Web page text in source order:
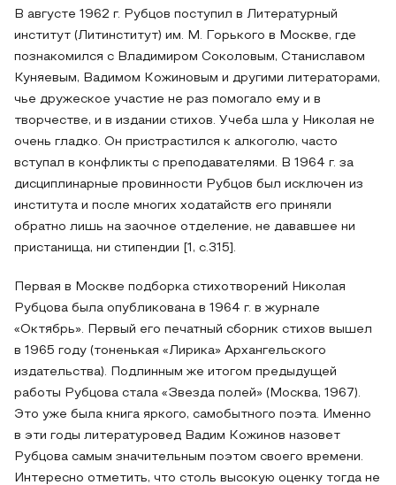
В августе 1962 г. Рубцов поступил в Литературный
институт (Литинститут) им. М. Горького в Москве, где
познакомился с Владимиром Соколовым, Станиславом
Куняевым, Вадимом Кожиновым и другими литераторами,
чье дружеское участие не раз помогало ему и в
творчестве, и в издании стихов. Учеба шла у Николая не
очень гладко. Он пристрастился к алкоголю, часто
вступал в конфликты с преподавателями. В 1964 г. за
дисциплинарные провинности Рубцов был исключен из
института и после многих ходатайств его приняли
обратно лишь на заочное отделение, не дававшее ни
пристанища, ни стипендии [1, c.315].
Первая в Москве подборка стихотворений Николая
Рубцова была опубликована в 1964 г. в журнале
«Октябрь». Первый его печатный сборник стихов вышел
в 1965 году (тоненькая «Лирика» Архангельского
издательства). Подлинным же итогом предыдущей
работы Рубцова стала «Звезда полей» (Москва, 1967).
Это уже была книга яркого, самобытного поэта. Именно
в эти годы литературовед Вадим Кожинов назовет
Рубцова самым значительным поэтом своего времени.
Интересно отметить, что столь высокую оценку тогда не